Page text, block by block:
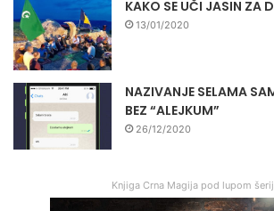
KAKO SE UČI JASIN ZA
13/01/2020
NAZIVANJE SELAMA
BEZ “ALEJKUM”
26/12/2020
Knjiga Crna Magija pod lupom